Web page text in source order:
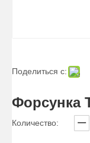
Поделиться с:
Форсунка
Количество: